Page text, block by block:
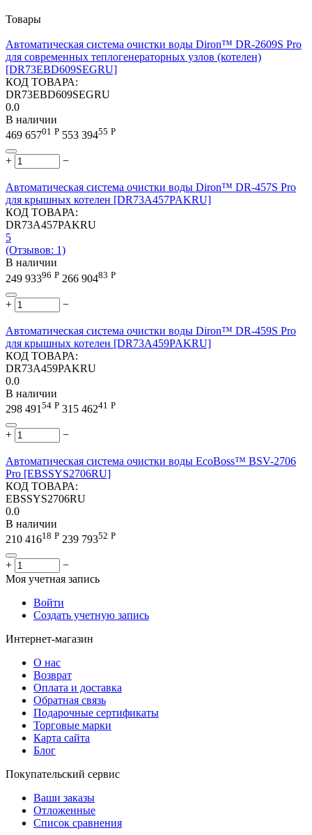
Товары
Автоматическая система очистки воды Diron™ DR-2609S Pro
для современных теплогенераторных узлов (котелен)
[DR73EBD609SEGRU]
КОД ТОВАРА:
DR73EBD609SEGRU
0.0
В наличии
469 65701 Р 553 39455 Р
+ −
Автоматическая система очистки воды Diron™ DR-457S Pro
для крышных котелен [DR73A457PAKRU]
КОД ТОВАРА:
DR73A457PAKRU
5
(Отзывов: 1)
В наличии
249 93396 Р 266 90483 Р
+ −
Автоматическая система очистки воды Diron™ DR-459S Pro
для крышных котелен [DR73A459PAKRU]
КОД ТОВАРА:
DR73A459PAKRU
0.0
В наличии
298 491 54 Р 315 46241 Р
+ −
Автоматическая система очистки воды EcoBoss™ BSV-2706
Pro [EBSSYS2706RU]
КОД ТОВАРА:
EBSSYS2706RU
0.0
В наличии
210 41618 Р 239 79352 Р
+
−
Моя учетная запись
Войти
Создать учетную запись
Интернет-магазин
О нас
Возврат
Оплата и доставка
Обратная связь
Подарочные сертификаты
Торговые марки
Карта сайта
Блог
Покупательский сервис
Ваши заказы
Отложенные
Список сравнения